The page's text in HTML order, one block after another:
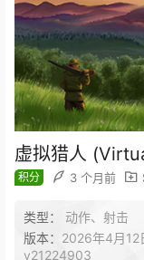
虚拟猎人
积分 3 个月前
类型： 动作、射击
版本： 2026年4月12
v21224903